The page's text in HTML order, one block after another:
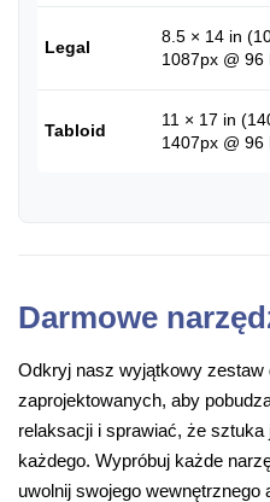
Legal
8.5 × 14 in
1087px @ 96
Tabloid
11 × 17 in
1407px @ 96
Darmowe
Odkryj nasz wyjątkowy zestaw
zaprojektowanych, aby
relaksacji i sprawiać, że sztuka
każdego. Wypróbuj każde
uwolnij swojego